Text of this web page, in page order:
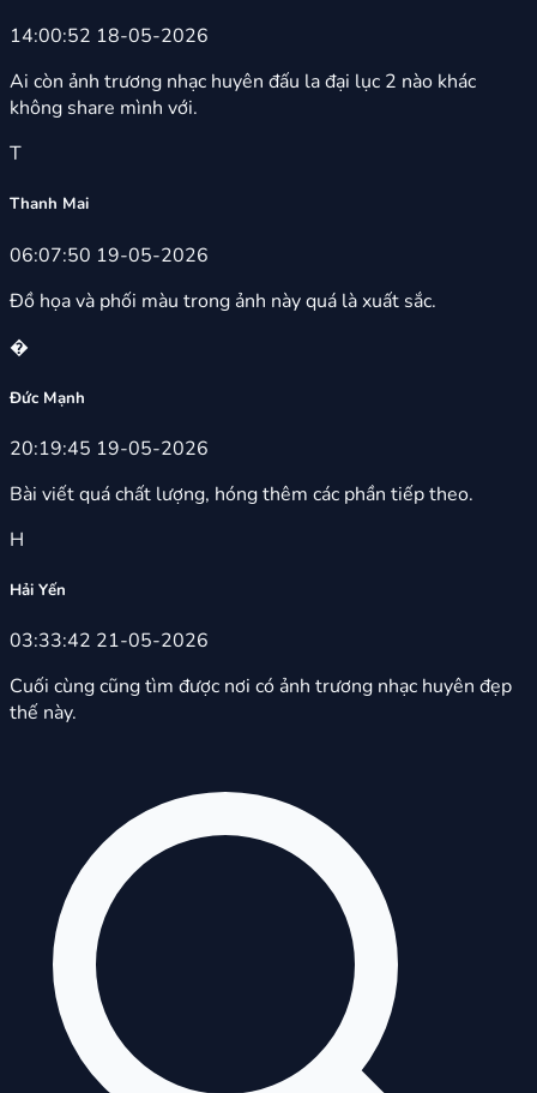
14:00:52 18-05-2026
Ai còn ảnh trương nhạc huyên đấu la đại lục 2 nào khác
không share mình với.
T
Thanh Mai
06:07:50 19-05-2026
Đồ họa và phối màu trong ảnh này quá là xuất sắc.
�
Đức Mạnh
20:19:45 19-05-2026
Bài viết quá chất lượng, hóng thêm các phần tiếp theo.
H
Hải Yến
03:33:42 21-05-2026
Cuối cùng cũng tìm được nơi có ảnh trương nhạc huyên đẹp
thế này.